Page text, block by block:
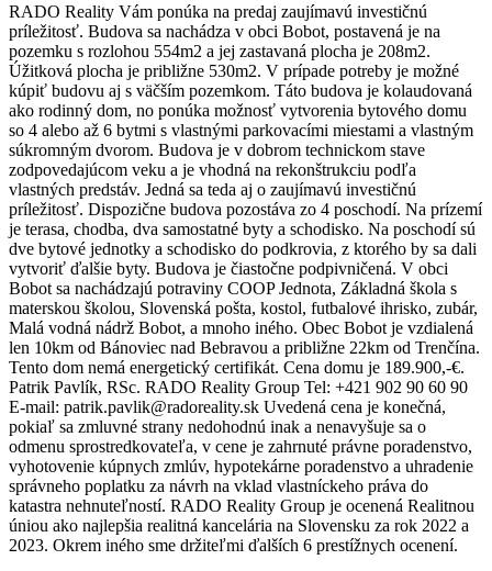
RADO Reality Vám ponúka na predaj zaujímavú investičnú
príležitosť. Budova sa nachádza v obci Bobot, postavená je na
pozemku s rozlohou 554m2 a jej zastavaná plocha je 208m2.
Úžitková plocha je približne 530m2. V prípade potreby je možné
kúpiť budovu aj s väčším pozemkom. Táto budova je kolaudovaná
ako rodinný dom, no ponúka možnosť vytvorenia bytového domu
so 4 alebo až 6 bytmi s vlastnými parkovacími miestami a vlastným
súkromným dvorom. Budova je v dobrom technickom stave
zodpovedajúcom veku a je vhodná na rekonštrukciu podľa
vlastných predstáv. Jedná sa teda aj o zaujímavú investičnú
príležitosť. Dispozične budova pozostáva zo 4 poschodí. Na prízemí
je terasa, chodba, dva samostatné byty a schodisko. Na poschodí sú
dve bytové jednotky a schodisko do podkrovia, z ktorého by sa dali
vytvoriť ďalšie byty. Budova je čiastočne podpivničená. V obci
Bobot sa nachádzajú potraviny COOP Jednota, Základná škola s
materskou školou, Slovenská pošta, kostol, futbalové ihrisko, zubár,
Malá vodná nádrž Bobot, a mnoho iného. Obec Bobot je vzdialená
len 10km od Bánoviec nad Bebravou a približne 22km od Trenčína.
Tento dom nemá energetický certifikát. Cena domu je 189.900,-€.
Patrik Pavlík, RSc. RADO Reality Group Tel: +421 902 90 60 90
E-mail: patrik.pavlik@radoreality.sk Uvedená cena je konečná,
pokiaľ sa zmluvné strany nedohodnú inak a nenavyšuje sa o
odmenu sprostredkovateľa, v cene je zahrnuté právne poradenstvo,
vyhotovenie kúpnych zmlúv, hypotekárne poradenstvo a uhradenie
správneho poplatku za návrh na vklad vlastníckeho práva do
katastra nehnuteľností. RADO Reality Group je ocenená Realitnou
úniou ako najlepšia realitná kancelária na Slovensku za rok 2022 a
2023. Okrem iného sme držiteľmi ďalších 6 prestížnych ocenení.